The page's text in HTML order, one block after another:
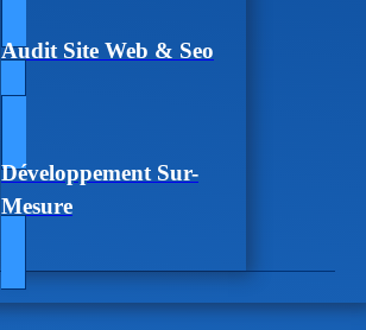
Audit Site Web & Seo
Développement Sur-
Mesure